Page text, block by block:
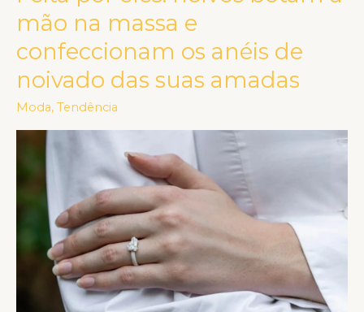
mão na massa e
confeccionam os anéis de
noivado das suas amadas
Moda, Tendência
eles:
noivos
botam
a
e
confeccionam
noivado